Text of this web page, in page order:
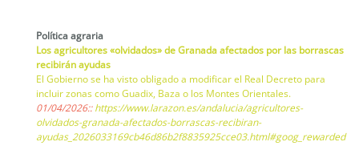
Política agraria
Los agricultores «olvidados» de Granada afectados por las borrascas
recibirán ayudas
El Gobierno se ha visto obligado a modificar el Real Decreto para
incluir zonas como Guadix, Baza o los Montes Orientales.
01/04/2026::https://www.larazon.es/andalucia/agricultores-
olvidados-granada-afectados-borrascas-recibiran-
ayudas_2026033169cb46d86b2f8835925cce03.html#goog_rewarded